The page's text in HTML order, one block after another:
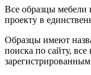
Все образцы мебели
проекту в
Образцы имеют
поиска по сайту, все